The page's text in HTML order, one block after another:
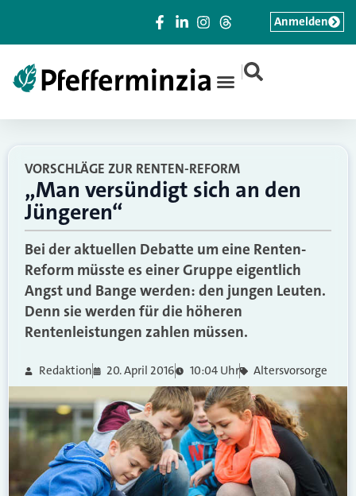
|
Anmelden
VORSCHLÄGE ZUR RENTEN-REFORM
„Man versündigt sich an den
Jüngeren“
Bei der aktuellen Debatte um eine Renten-
Reform müsste es einer Gruppe eigentlich
Angst und Bange werden: den jungen Leuten.
Denn sie werden für die höheren
Rentenleistungen zahlen müssen.
Redaktion 20. April 2016 10:04 Uhr Altersvorsorge